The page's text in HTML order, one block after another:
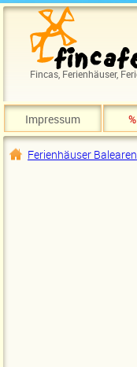
Direkt zum Inhalt
Fincas, Ferienhäuser,
Impressum
Sie sind hier
Ferienhäuser Balearen